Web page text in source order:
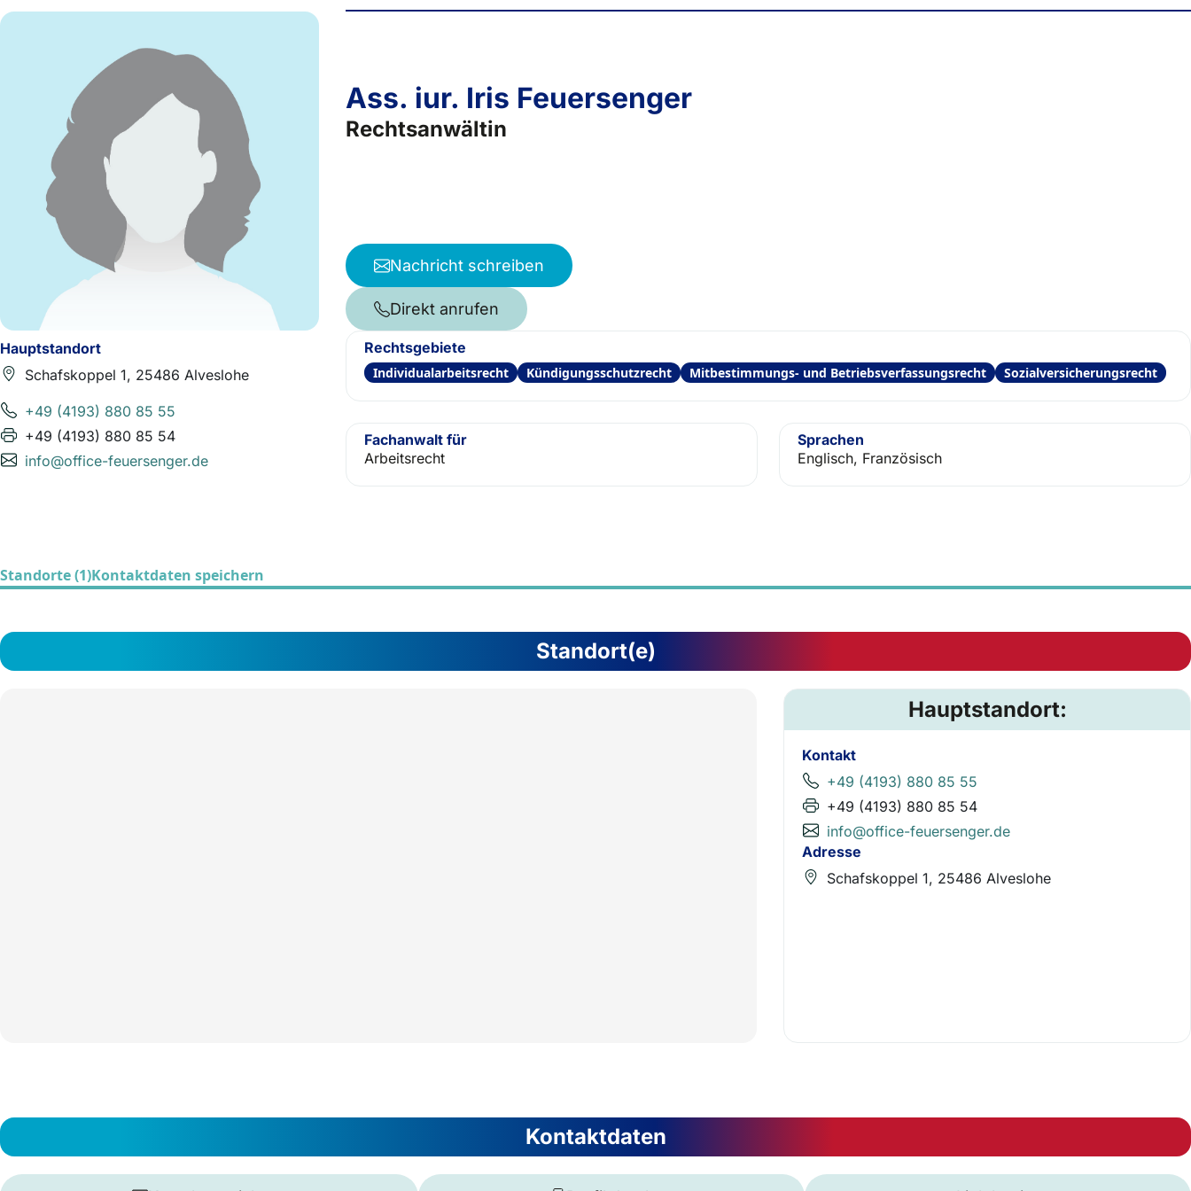
Hauptstandort
Schafskoppel 1, 25486 Alveslohe
+49 (4193) 880 85 55
+49 (4193) 880 85 54
info@office-feuersenger.de
Ass. iur. Iris Feuersenger
Rechtsanwältin
Nachricht schreiben
Direkt anrufen
Rechtsgebiete
Individualarbeitsrecht Kündigungsschutzrecht Mitbestimmungs- und Betriebsverfassungsrecht Sozialversicherungsrecht
Fachanwalt für
Arbeitsrecht
Sprachen
Englisch, Französisch
Standorte (1)Kontaktdaten speichern
Standort(e)
Hauptstandort:
Kontakt
+49 (4193) 880 85 55
+49 (4193) 880 85 54
info@office-feuersenger.de
Adresse
Schafskoppel 1, 25486 Alveslohe
Kontaktdaten